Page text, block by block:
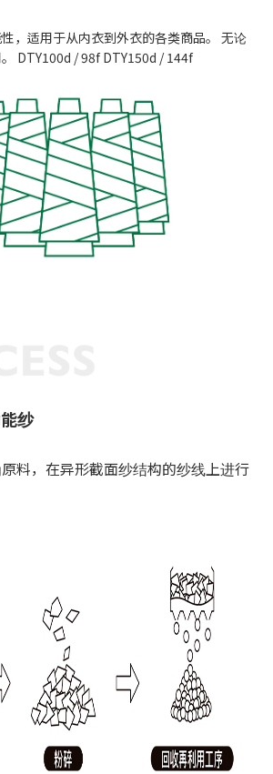
，适用于从内衣到外衣的各类商品。 无论
DTY100d / 98f DTY150d / 144f
纱
料，在异形截面纱结构的纱线上进行